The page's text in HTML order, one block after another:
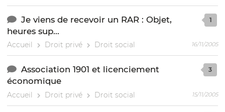
Je viens de recevoir un RAR : Objet,
heures sup...
Accueil Droit privé Droit social
1
16/11/2005
Association 1901 et licenciement
économique
Accueil Droit privé Droit social
3
15/11/2005